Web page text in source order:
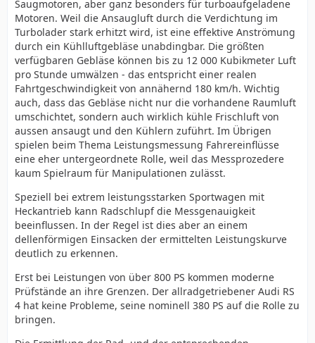
Saugmotoren, aber ganz besonders für turboaufgeladene
Motoren. Weil die Ansaugluft durch die Verdichtung im
Turbolader stark erhitzt wird, ist eine effektive Anströmung
durch ein Kühlluftgebläse unabdingbar. Die größten
verfügbaren Gebläse können bis zu 12 000 Kubikmeter Luft
pro Stunde umwälzen - das entspricht einer realen
Fahrtgeschwindigkeit von annähernd 180 km/h. Wichtig
auch, dass das Gebläse nicht nur die vorhandene Raumluft
umschichtet, sondern auch wirklich kühle Frischluft von
aussen ansaugt und den Kühlern zuführt. Im Übrigen
spielen beim Thema Leistungsmessung Fahrereinflüsse
eine eher untergeordnete Rolle, weil das Messprozedere
kaum Spielraum für Manipulationen zulässt.
Speziell bei extrem leistungsstarken Sportwagen mit
Heckantrieb kann Radschlupf die Messgenauigkeit
beeinflussen. In der Regel ist dies aber an einem
dellenförmigen Einsacken der ermittelten Leistungskurve
deutlich zu erkennen.
Erst bei Leistungen von über 800 PS kommen moderne
Prüfstände an ihre Grenzen. Der allradgetriebener Audi RS
4 hat keine Probleme, seine nominell 380 PS auf die Rolle zu
bringen.